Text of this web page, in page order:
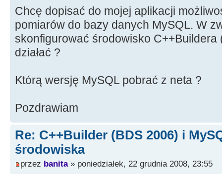
Chcę dopisać do mojej aplikacji
pomiarów do bazy danych MySQL. W
skonfigurować środowisko C++Buildera
działać ?
Którą wersję MySQL pobrać z neta ?
Pozdrawiam
Re: C++Builder (BDS 2006) i
środowiska
przez banita» poniedziałek, 22 grudnia 2008, 23:55